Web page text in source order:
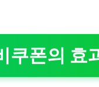
쿠폰의 효